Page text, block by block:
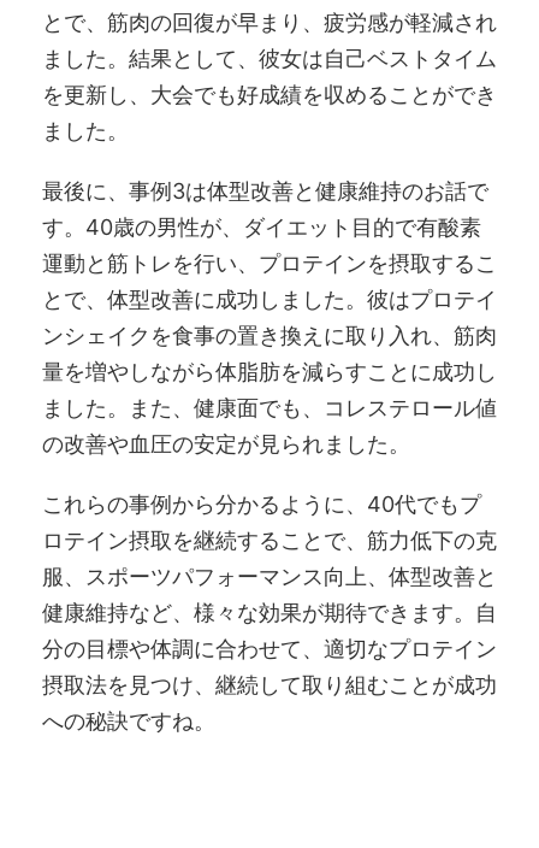
とで、筋肉の回復が早まり、疲労感が軽減され
ました。結果として、彼女は自己ベストタイム
を更新し、大会でも好成績を収めることができ
ました。
最後に、事例3は体型改善と健康維持のお話で
す。40歳の男性が、ダイエット目的で有酸素
運動と筋トレを行い、プロテインを摂取するこ
とで、体型改善に成功しました。彼はプロテイ
ンシェイクを食事の置き換えに取り入れ、筋肉
量を増やしながら体脂肪を減らすことに成功し
ました。また、健康面でも、コレステロール値
の改善や血圧の安定が見られました。
これらの事例から分かるように、40代でもプ
ロテイン摂取を継続することで、筋力低下の克
服、スポーツパフォーマンス向上、体型改善と
健康維持など、様々な効果が期待できます。自
分の目標や体調に合わせて、適切なプロテイン
摂取法を見つけ、継続して取り組むことが成功
への秘訣ですね。